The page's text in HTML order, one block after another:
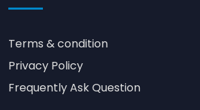
Terms & condition
Privacy Policy
Frequently Ask Question